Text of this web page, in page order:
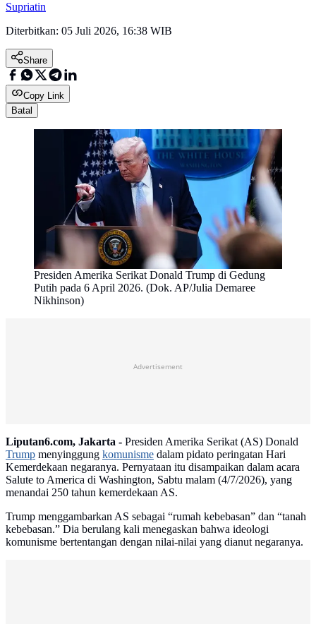
Supriatin
Diterbitkan: 05 Juli 2026, 16:38 WIB
Share
Copy Link
Batal
Presiden Amerika Serikat Donald Trump di Gedung
Putih pada 6 April 2026. (Dok. AP/Julia Demaree
Nikhinson)
Advertisement
Liputan6.com, Jakarta - Presiden Amerika Serikat (AS) Donald
Trump menyinggung komunisme dalam pidato peringatan Hari
Kemerdekaan negaranya. Pernyataan itu disampaikan dalam acara
Salute to America di Washington, Sabtu malam (4/7/2026), yang
menandai 250 tahun kemerdekaan AS.
Trump menggambarkan AS sebagai “rumah kebebasan” dan “tanah
kebebasan.” Dia berulang kali menegaskan bahwa ideologi
komunisme bertentangan dengan nilai-nilai yang dianut negaranya.